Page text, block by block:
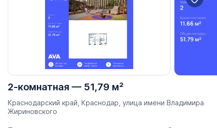
2-комнатная — 51,79 м²
Краснодарский край, Краснодар, улица имени Владимира
Жириновского